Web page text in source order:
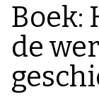
Boek:
de